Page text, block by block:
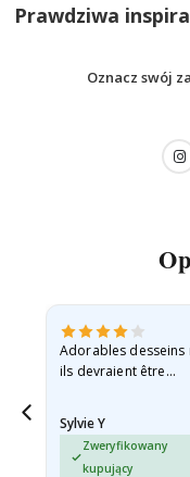
Prawdziwa
Oznacz swój
Adorables desseins
ils devraient être
sont arrivés roulés
Sylvie Y
Zweryfikowany
kupujący